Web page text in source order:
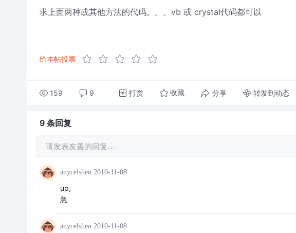
求上面两种或其他方法的代码。。。vb 或 crystal代码都可以
给本帖投票
159 9 打赏 收藏 分享 转发到动态
9 条回复
请发表友善的回复…
anycelshen 2010-11-08
up,
急
anycelshen 2010-11-08